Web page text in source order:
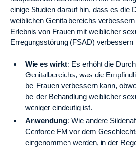
einige Studien darauf hin, dass es die
weiblichen Genitalbereichs
Erlebnis von Frauen mit weiblicher
Erregungsstörung (FSAD) verbessern
Wie es wirkt: Es erhöht die
Genitalbereichs, was die
bei Frauen verbessern kann,
bei der Behandlung weiblicher
weniger eindeutig ist.
Anwendung: Wie andere
Cenforce FM vor dem
eingenommen werden, in der